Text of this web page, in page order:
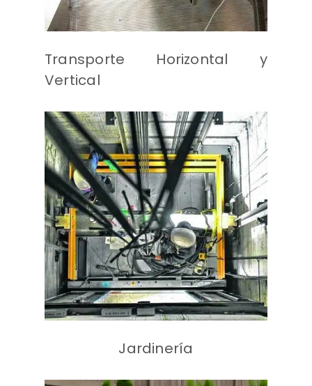
Transporte Horizontal y
Vertical
Mantenimiento de
Ascensores, escaleras
y montacargas
Modernizaciones
Equipos nuevos
Jardinería